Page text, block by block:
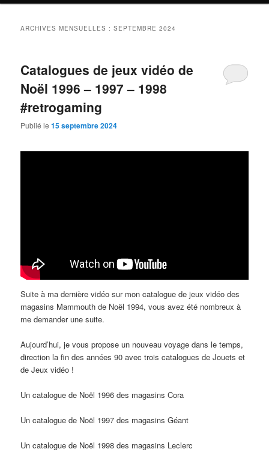
ARCHIVES MENSUELLES :SEPTEMBRE 2024
Catalogues de jeux vidéo de
Noël 1996 – 1997 – 1998
#retrogaming
Publié le15 septembre 2024
Suite à ma dernière vidéo sur mon catalogue de jeux vidéo des
magasins Mammouth de Noël 1994, vous avez été nombreux à
me demander une suite.
Aujourd’hui, je vous propose un nouveau voyage dans le temps,
direction la fin des années 90 avec trois catalogues de Jouets et
de Jeux vidéo !
Un catalogue de Noël 1996 des magasins Cora
Un catalogue de Noël 1997 des magasins Géant
Un catalogue de Noël 1998 des magasins Leclerc